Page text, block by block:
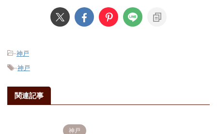
-神戸
-神戸
関連記事
神戸